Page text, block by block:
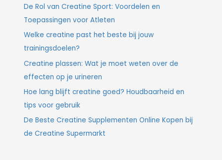
De Rol van Creatine Sport: Voordelen en
Toepassingen voor Atleten
Welke creatine past het beste bij jouw
trainingsdoelen?
Creatine plassen: Wat je moet weten over de
effecten op je urineren
Hoe lang blijft creatine goed? Houdbaarheid en
tips voor gebruik
De Beste Creatine Supplementen Online Kopen bij
de Creatine Supermarkt